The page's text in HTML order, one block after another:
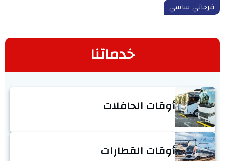
فرجاني ساسي
خدماتنا
أوقات الحافلات
أوقات القطارات